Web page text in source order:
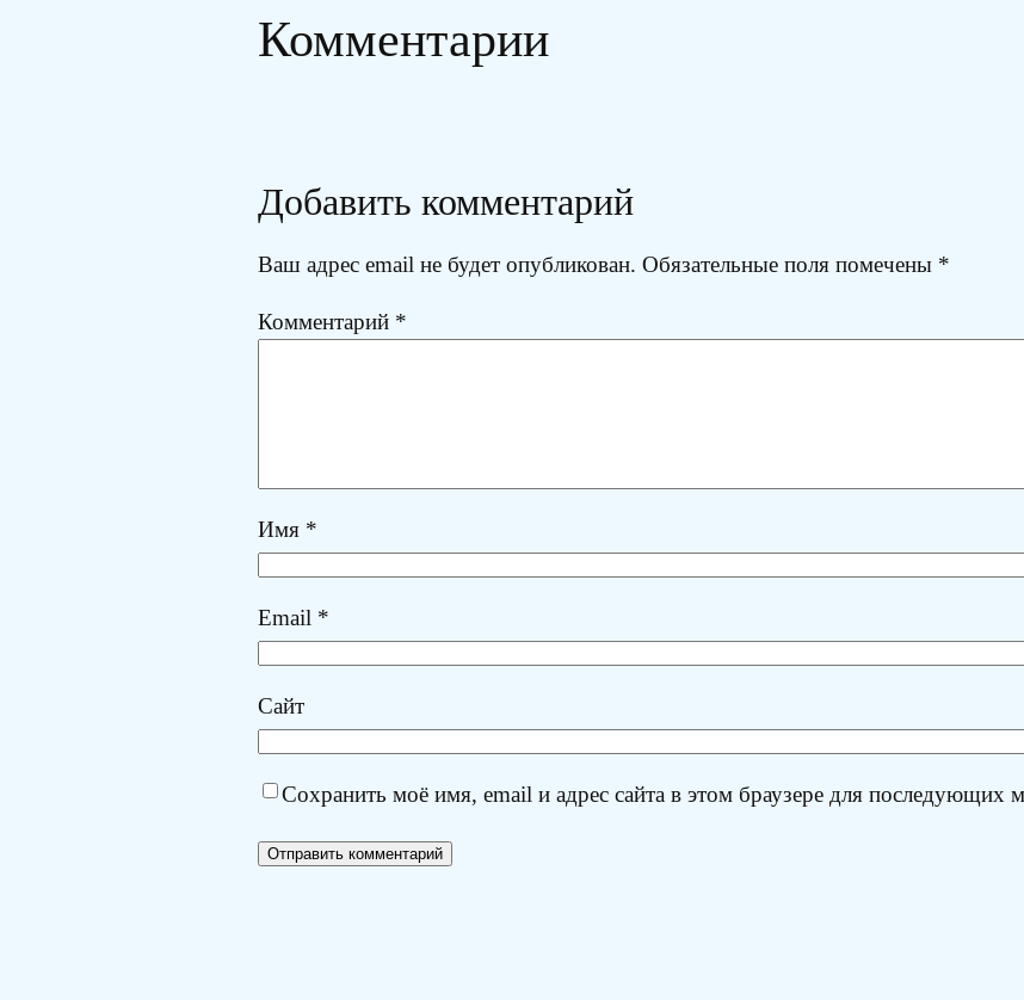
Комментарии
Добавить комментарий
Ваш адрес email не будет опубликован. Обязательные поля помечены *
Комментарий *
Имя *
Email *
Сайт
Сохранить моё имя, email и адрес сайта в этом браузере для последующих